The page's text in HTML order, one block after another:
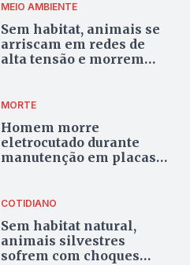
MEIO AMBIENTE
Sem habitat, animais se
arriscam em redes de
alta tensão e morrem
MORTE
Homem morre
eletrocutado durante
manutenção em placas
COTIDIANO
Sem habitat natural,
animais silvestres
sofrem com choques